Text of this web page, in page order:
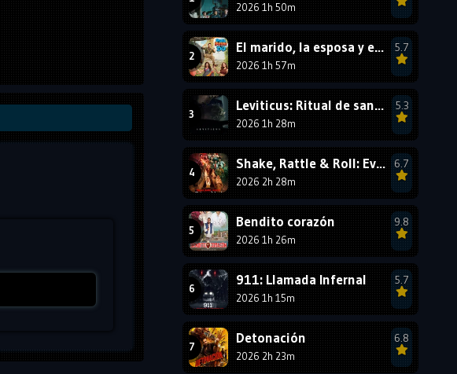
1996 1995
1993
1990 1989
1987
1984 1983
1978
2026 1h 50m
El marido, la esposa y ella 2
2026 1h 57m
5.7
Leviticus: Ritual de sangre
2026 1h 28m
5.3
Shake, Rattle & Roll: Evil Origins
2026 2h 28m
6.7
Bendito corazón
2026 1h 26m
9.8
911: Llamada Infernal
2026 1h 15m
5.7
Detonación
2026 2h 23m
6.8